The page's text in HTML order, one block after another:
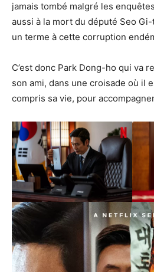
jamais tombé malgré les
aussi à la mort du député Seo
un terme à cette corruption
C’est donc Park Dong-ho qui va
son ami, dans une croisade où il
compris sa vie, pour